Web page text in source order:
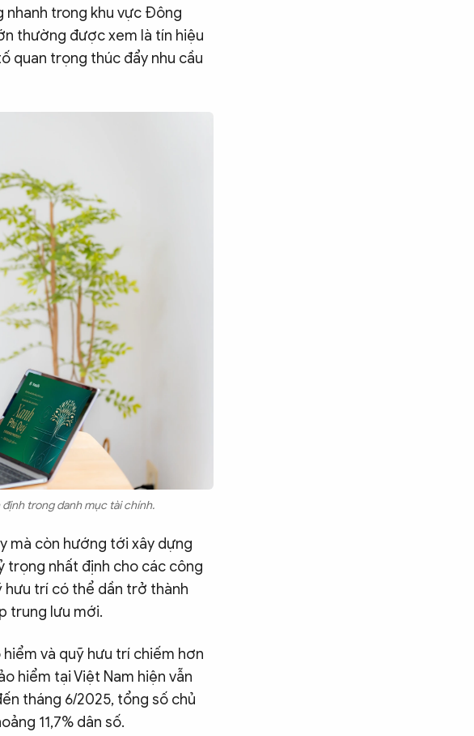
nhanh trong khu vực Đông
thường được xem là tín hiệu
quan trọng thúc đẩy nhu cầu
trong danh mục tài chính.
mà còn hướng tới xây dựng
trọng nhất định cho các công
hưu trí có thể dần trở thành
trung lưu mới.
và quỹ hưu trí chiếm hơn
hiểm tại Việt Nam hiện vẫn
tháng 6/2025, tổng số chủ
11,7% dân số.